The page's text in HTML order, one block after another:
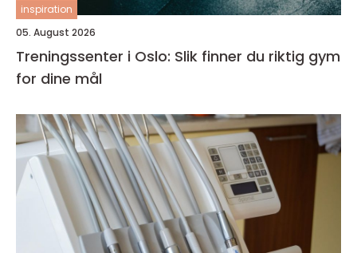
inspiration
05. August 2026
Treningssenter i Oslo: Slik finner du riktig gym
for dine mål